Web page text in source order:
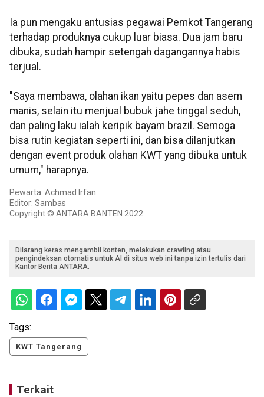
Ia pun mengaku antusias pegawai Pemkot Tangerang
terhadap produknya cukup luar biasa. Dua jam baru
dibuka, sudah hampir setengah dagangannya habis
terjual.
"Saya membawa, olahan ikan yaitu pepes dan asem
manis, selain itu menjual bubuk jahe tinggal seduh,
dan paling laku ialah keripik bayam brazil. Semoga
bisa rutin kegiatan seperti ini, dan bisa dilanjutkan
dengan event produk olahan KWT yang dibuka untuk
umum," harapnya.
Pewarta: Achmad Irfan
Editor: Sambas
Copyright © ANTARA BANTEN 2022
Dilarang keras mengambil konten, melakukan crawling atau
pengindeksan otomatis untuk AI di situs web ini tanpa izin tertulis dari
Kantor Berita ANTARA.
Tags:
KWT Tangerang
Terkait